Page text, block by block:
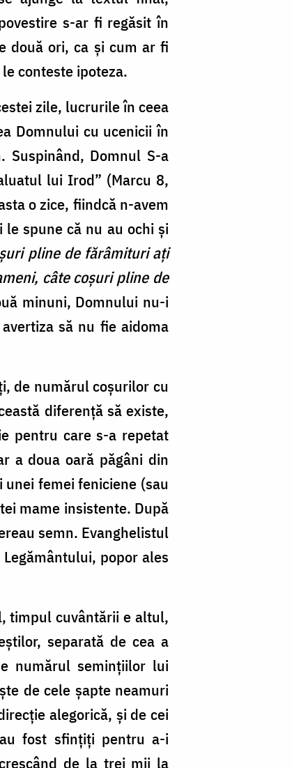
s-ar fi regăsit în
două ori, ca și cum ar fi
conteste ipoteza.
zile, lucrurile în ceea
Domnului cu ucenicii în
Domnul S-a
lui Irod” (Marcu 8,
o zice, fiindcă n-avem
le spune că nu au ochi și
pline de fărâmituri aţi
câte coşuri pline de
minuni, Domnului nu-i
să nu fie aidoma
de numărul coșurilor cu
diferență să existe,
pentru care s-a repetat
a doua oară păgâni din
femei feniciene (sau
mame insistente. După
semn. Evanghelistul
popor ales
timpul cuvântării e altul,
separată de cea a
numărul semințiilor lui
de cele șapte neamuri
alegorică, și de cei
fost sfințiți pentru a-i
de la trei mii la